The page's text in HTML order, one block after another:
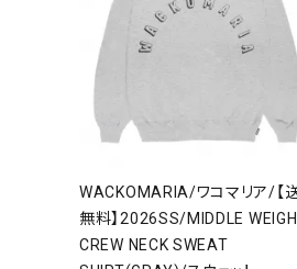
WACKOMARIA/ワコマリア/【
無料】2026SS/MIDDLE
CREW NECK SWEAT